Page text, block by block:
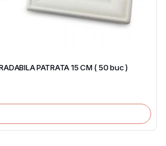
PATRATA 15 CM ( 50 buc )